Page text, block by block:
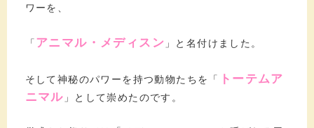
ワーを、
「アニマル・メディスン 」と名付けました。
そして神秘のパワーを持つ動物たちを「 トーテムア
ニマル 」として崇めたのです。